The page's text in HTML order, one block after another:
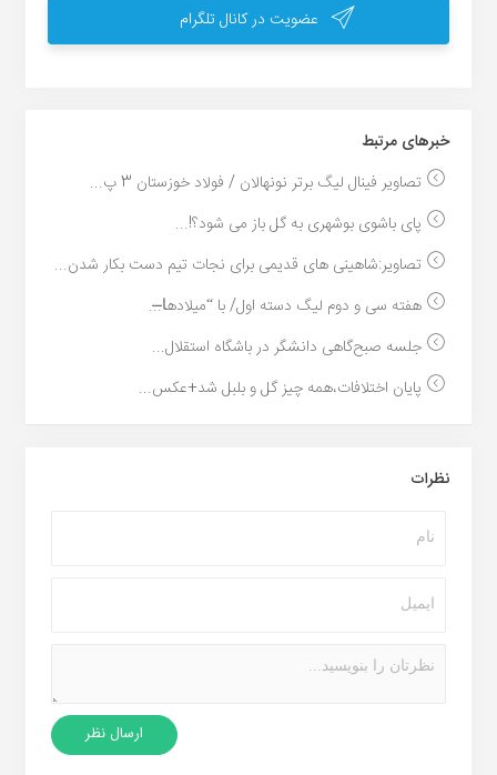
عضویت در کانال تلگرام
خبر‌های مرتبط
تصاویر فینال لیگ برتر نونهالان / فولاد خوزستان 3 پ...
پای باشوی بوشهری به گل باز می شود؟!...
تصاویر:شاهینی های قدیمی برای نجات تیم دست بکار شدن...
هفته سی و دوم لیگ دسته اول/ با “میلادها̶...
جلسه صبح‌گاهی دانشگر در باشگاه استقلال...
پایان اختلافات،همه چیز گل و بلبل شد+عکس...
نظرات